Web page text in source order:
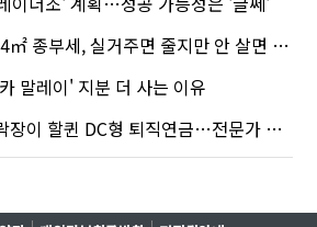
종부세, 실거주면 줄지만 안 살면 2.5배
말레이' 지분 더 사는 이유
이 할퀸 DC형 퇴직연금…전문가 조언은